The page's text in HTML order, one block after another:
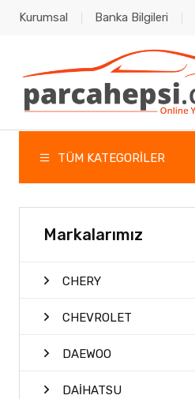
Kurumsal Banka Bilgileri
TÜM KATEGORİLER
Markalarımız
CHERY
CHEVROLET
DAEWOO
DAİHATSU